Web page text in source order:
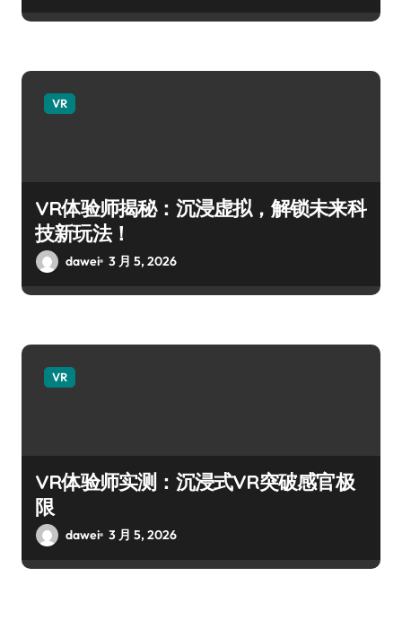
VR
VR体验师揭秘：沉浸虚拟，解锁未来科
技新玩法！
dawei 3 月 5, 2026
VR
VR体验师实测：沉浸式VR突破感官极
限
dawei 3 月 5, 2026